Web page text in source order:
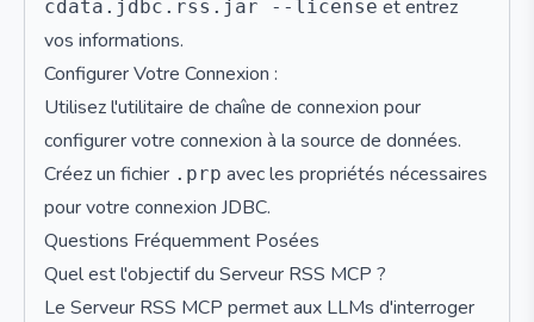
cdata.jdbc.rss.jar --license et entrez
vos informations.
Configurer Votre Connexion :
Utilisez l'utilitaire de chaîne de connexion pour
configurer votre connexion à la source de données.
Créez un fichier .prp avec les propriétés nécessaires
pour votre connexion JDBC.
Questions Fréquemment Posées
Quel est l'objectif du Serveur RSS MCP ?
Le Serveur RSS MCP permet aux LLMs d'interroger